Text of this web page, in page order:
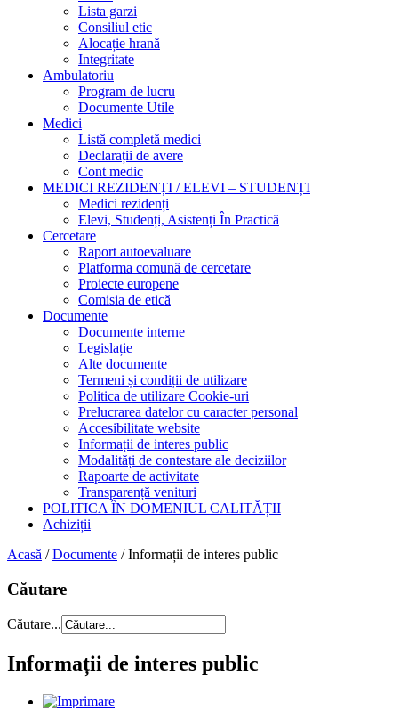
Lista garzi
Consiliul etic
Alocație hrană
Integritate
Ambulatoriu
Program de lucru
Documente Utile
Medici
Listă completă medici
Declarații de avere
Cont medic
MEDICI REZIDENȚI / ELEVI – STUDENȚI
Medici rezidenți
Elevi, Studenți, Asistenți În Practică
Cercetare
Raport autoevaluare
Platforma comună de cercetare
Proiecte europene
Comisia de etică
Documente
Documente interne
Legislație
Alte documente
Termeni și condiții de utilizare
Politica de utilizare Cookie-uri
Prelucrarea datelor cu caracter personal
Accesibilitate website
Informații de interes public
Modalități de contestare ale deciziilor
Rapoarte de activitate
Transparență venituri
POLITICA ÎN DOMENIUL CALITĂȚII
Achiziții
Acasă /Documente /Informații de interes public
Căutare
Căutare...
Informații de interes public